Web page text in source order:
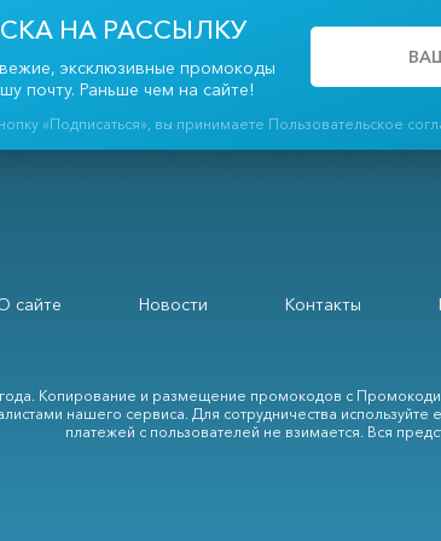
НА РАССЫЛКУ
эксклюзивные промокоды
почту. Раньше чем на сайте!
«Подписаться», вы принимаете Пользовательское
сайте Новости Контакты
Копирование и размещение промокодов с
нашего сервиса. Для сотрудничества используйте
платежей с пользователей не взимается. Вся